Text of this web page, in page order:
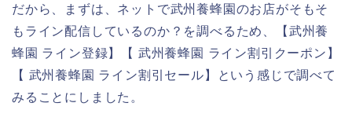
だから、まずは、ネットで武州養蜂園のお店がそもそ
もライン配信しているのか？を調べるため、【武州養
蜂園 ライン登録】【 武州養蜂園 ライン割引クーポン】
【 武州養蜂園 ライン割引セール】という感じで調べて
みることにしました。